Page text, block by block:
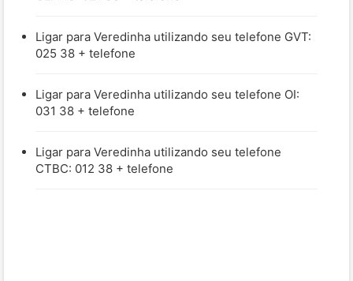
Ligar para Veredinha utilizando seu telefone GVT:
025 38 + telefone
Ligar para Veredinha utilizando seu telefone OI:
031 38 + telefone
Ligar para Veredinha utilizando seu telefone
CTBC: 012 38 + telefone